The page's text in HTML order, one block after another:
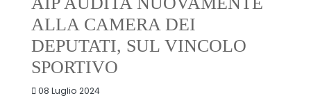
ALLA CAMERA DEI
DEPUTATI, SUL VINCOLO
SPORTIVO
08 Luglio 2024